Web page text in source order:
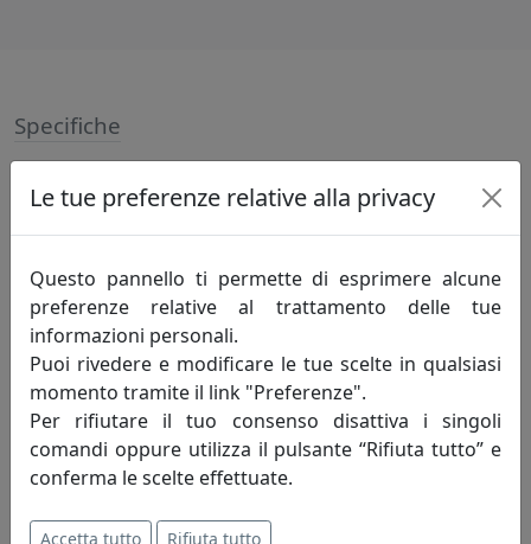
Specifiche
Biscottini International Art Trading è
un’azienda giovane, nata nel 1996 ma che
vanta oltre 30 anni di esperienza nel
settore, in varie forme, società,
esperienze. L’Azienda è guidata dal giovane titolare
Giovanni Biscottini artefice del successo del proprio
marchio.
Il marchio Biscottini è molto diffuso in Italia in quanto
Le tue preferenze relative alla privacy
Questo pannello ti permette di esprimere alcune
preferenze relative al trattamento delle tue
informazioni personali.
Puoi rivedere e modificare le tue scelte in qualsiasi
momento tramite il link "Preferenze".
Per rifiutare il tuo consenso disattiva i singoli
comandi oppure utilizza il pulsante “Rifiuta tutto” e
conferma le scelte effettuate.
Accetta tutto Rifiuta tutto